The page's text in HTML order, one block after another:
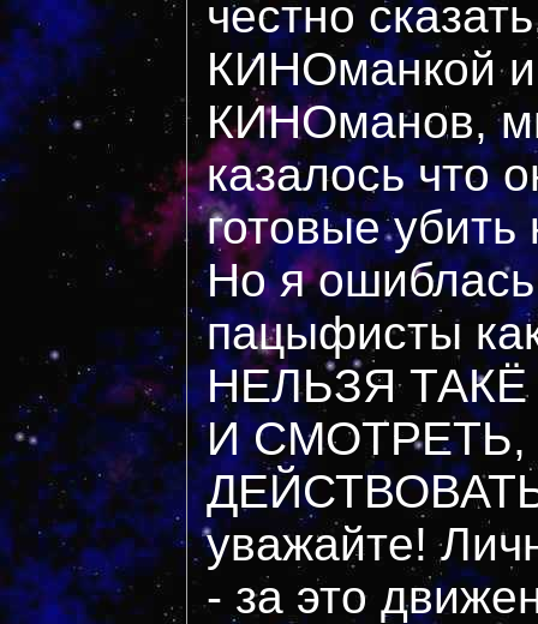
честно
КИНОманкой
КИНОманов,
казалось что
готовые
Но я
пацыфисты
НЕЛЬЗЯ
И
уважайте!
- за это